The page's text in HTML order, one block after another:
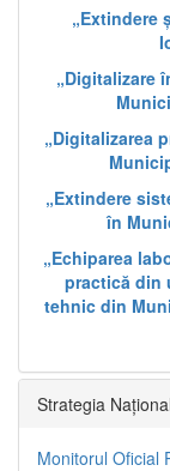
„Extindere
„Digitalizare
„Digitalizarea
„Extindere
în
„Echiparea
practică din
tehnic din
Strategia
Monitorul Oficial